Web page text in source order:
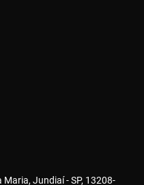
Jundiaí - SP, 13208-